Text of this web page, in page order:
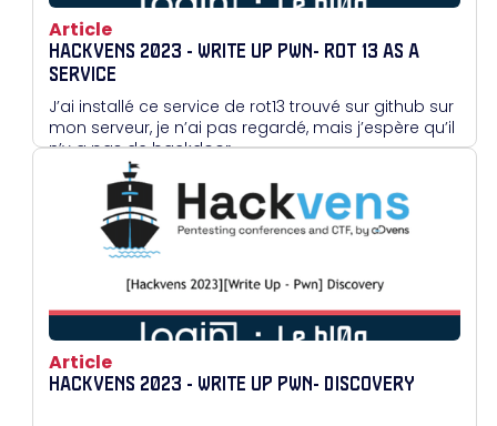
Article
HACKVENS 2023 - WRITE UP PWN- ROT 13 AS A
SERVICE
J’ai installé ce service de rot13 trouvé sur github sur
mon serveur, je n’ai pas regardé, mais j’espère qu’il
n’y a pas de backdoor…
Article
HACKVENS 2023 - WRITE UP PWN- DISCOVERY